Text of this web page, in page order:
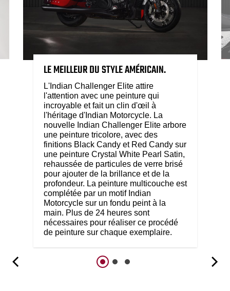
LE MEILLEUR DU STYLE AMÉRICAIN.
L'Indian Challenger Elite attire
l'attention avec une peinture qui
incroyable et fait un clin d'œil à
l'héritage d'Indian Motorcycle. La
nouvelle Indian Challenger Elite arbore
une peinture tricolore, avec des
finitions Black Candy et Red Candy sur
une peinture Crystal White Pearl Satin,
rehaussée de particules de verre brisé
pour ajouter de la brillance et de la
profondeur. La peinture multicouche est
complétée par un motif Indian
Motorcycle sur un fondu peint à la
main. Plus de 24 heures sont
nécessaires pour réaliser ce procédé
de peinture sur chaque exemplaire.